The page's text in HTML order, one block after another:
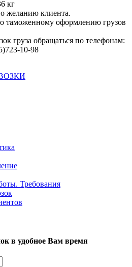
кг
желанию клиента.
таможенному оформлению грузов
груза обращаться по телефонам:
10-98
Требования
в удобное Вам время